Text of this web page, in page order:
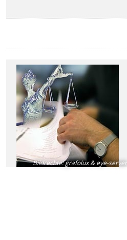
Bildrechte:grafolux & eye-server